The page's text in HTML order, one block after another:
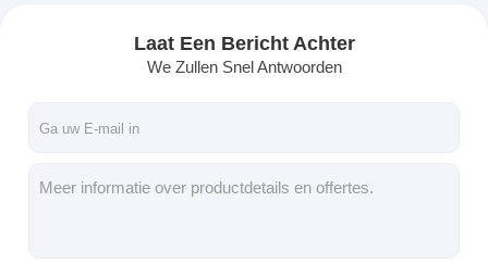
Extruder-schermpakket
Het Netwerk van de draadkabel
Laat Een Bericht Achter
We Zullen Snel Antwoorden